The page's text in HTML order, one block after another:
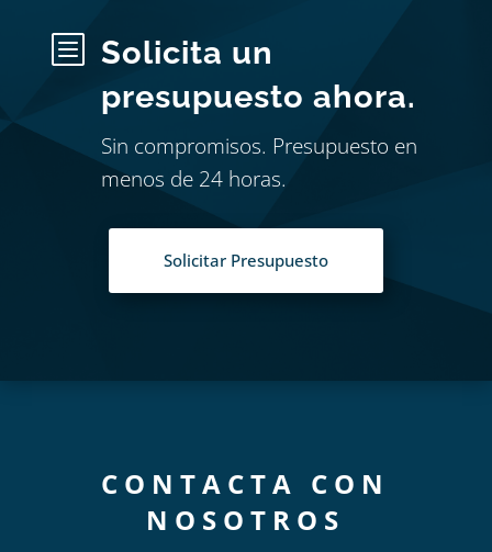
b
Solicita un
presupuesto ahora.
Sin compromisos. Presupuesto en
menos de 24 horas.
Solicitar Presupuesto
CONTACTA CON
NOSOTROS